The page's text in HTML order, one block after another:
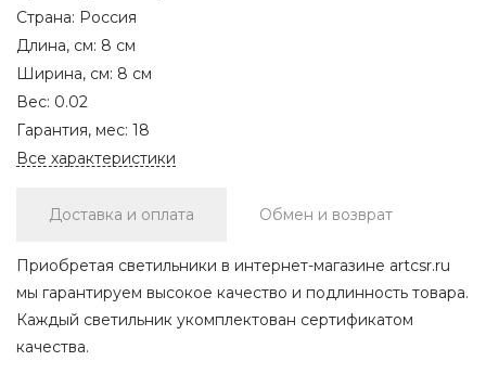
Страна: Россия
Длина, см: 8 см
Ширина, см: 8 см
Вес: 0.02
Гарантия, мес: 18
Все характеристики
Доставка и оплата Обмен и возврат
Приобретая светильники в интернет-магазине artcsr.ru
мы гарантируем высокое качество и подлинность товара.
Каждый светильник укомплектован сертификатом
качества.